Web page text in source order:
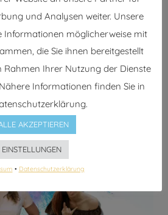
Du einfach nur zu früh aufgibst?
und Analysen weiter. Unsere
Informationen möglicherweise mit
die Sie ihnen bereitgestellt
Rahmen Ihrer Nutzung der Dienste
Informationen finden Sie in
AKZEPTIEREN
EINSTELLUNGEN
• Datenschutzerklärung